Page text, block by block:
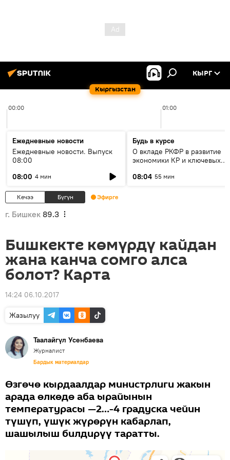
Кыргызстан
КЫРГ
00:00 01:00
Ежедневные новости
Ежедневные новости. Выпуск
08:00
08:00 4 мин
Будь в курсе
О вкладе РКФР в развитие
экономики КР и ключевых
08:04 55 мин
Кечээ Бүгүн Эфирге
г. Бишкек 89.3
Бишкекте көмүрдү кайдан
жана канча сомго алса
болот? Карта
14:24 06.10.2017
Жазылуу
Таалайгүл Усенбаева
Журналист
Бардык материалдар
Өзгөчө кырдаалдар министрлиги жакын
арада өлкөдө аба ырайынын
температурасы —2…-4 градуска чейин
түшүп, үшүк жүрөрүн кабарлап,
шашылыш билдирүү таратты.